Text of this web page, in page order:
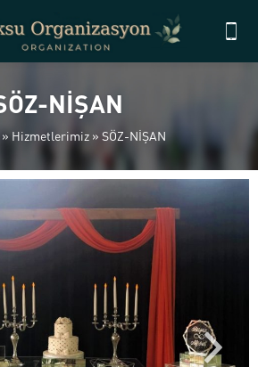
NİŞAN
»Hizmetlerimiz » SÖZ-NİŞAN